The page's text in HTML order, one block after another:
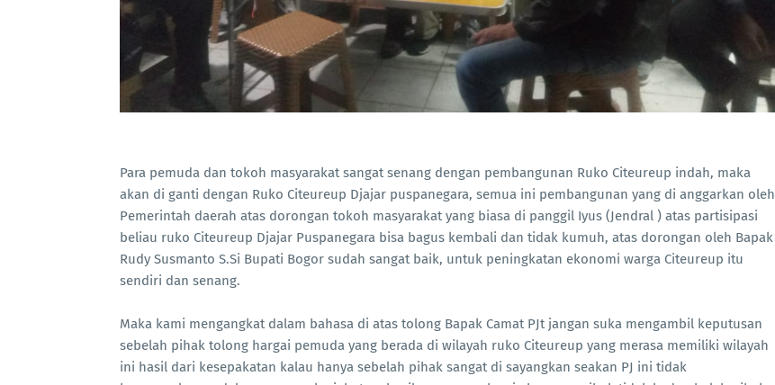
Para pemuda dan tokoh masyarakat sangat senang dengan pembangunan Ruko Citeureup indah, maka
akan di ganti dengan Ruko Citeureup Djajar puspanegara, semua ini pembangunan yang di anggarkan oleh
Pemerintah daerah atas dorongan tokoh masyarakat yang biasa di panggil Iyus (Jendral ) atas partisipasi
beliau ruko Citeureup Djajar Puspanegara bisa bagus kembali dan tidak kumuh, atas dorongan oleh Bapak
Rudy Susmanto S.Si Bupati Bogor sudah sangat baik, untuk peningkatan ekonomi warga Citeureup itu
sendiri dan senang.
Maka kami mengangkat dalam bahasa di atas tolong Bapak Camat PJt jangan suka mengambil keputusan
sebelah pihak tolong hargai pemuda yang berada di wilayah ruko Citeureup yang merasa memiliki wilayah
ini hasil dari kesepakatan kalau hanya sebelah pihak sangat di sayangkan seakan PJ ini tidak